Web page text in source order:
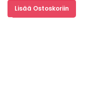
Lisää Ostoskoriin